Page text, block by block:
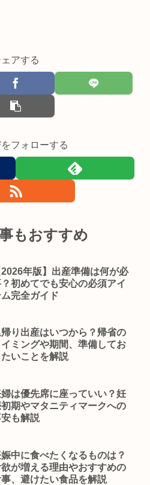
ェアする
フォローする
もおすすめ
2026年版】出産準備は何が必
初めてでも安心の必須アイ
完全ガイド
帰り出産はいつから？帰省の
イミングや期間、準備してお
たいことを解説
は優先席に座っていい？妊
期やマタニティマークへの
も解説
中に食べたくなるものは？
が増える理由やおすすめの
、避けたい食品を解説